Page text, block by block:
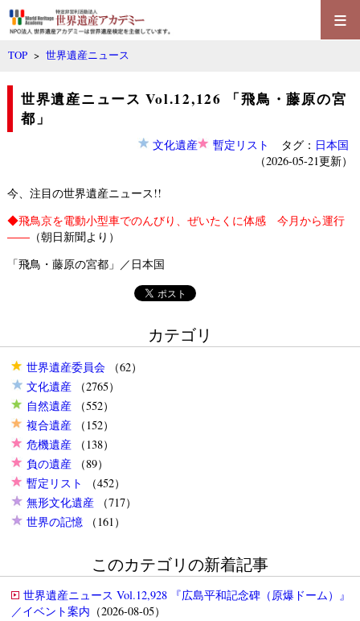
≡
TOP >世界遺産ニュース
世界遺産ニュース Vol.12,126 「飛鳥・藤原の宮
都」
文化遺産 暫定リスト タグ： 日本国
（2026-05-21更新）
今、注目の世界遺産ニュース!!
◆飛鳥京を電動小型車でのんびり、ぜいたくに体感 今月から運行
――（朝日新聞より）
「飛鳥・藤原の宮都」／日本国
カテゴリ
世界遺産委員会（62）
文化遺産（2765）
自然遺産（552）
複合遺産（152）
危機遺産（138）
負の遺産（89）
暫定リスト
（452）
無形文化遺産（717）
世界の記憶（161）
このカテゴリの新着記事
世界遺産ニュース Vol.12,928 『広島平和記念碑（原爆ドーム）』
／イベント案内 （2026-08-05）